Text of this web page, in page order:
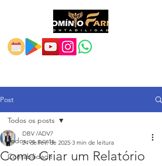
Post
Todos os posts
Contabilidade
Todos os posts
Como Criar um Relatório
DBV /ADV7
24 de fev. de 2025 3 min de leitura